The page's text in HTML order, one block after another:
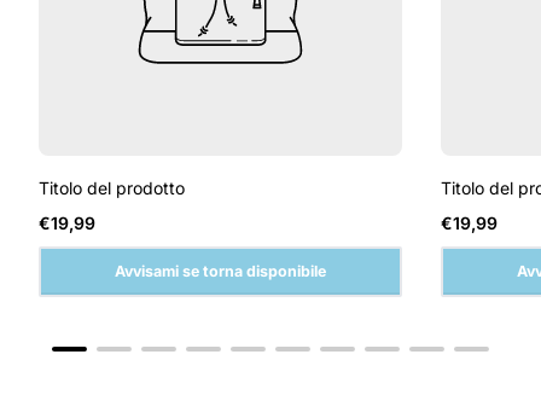
Titolo del prodotto
Prezzo
normale
€19,99
Avvisami se torna disponibile
Titolo del
Prezzo
normale
€19,99